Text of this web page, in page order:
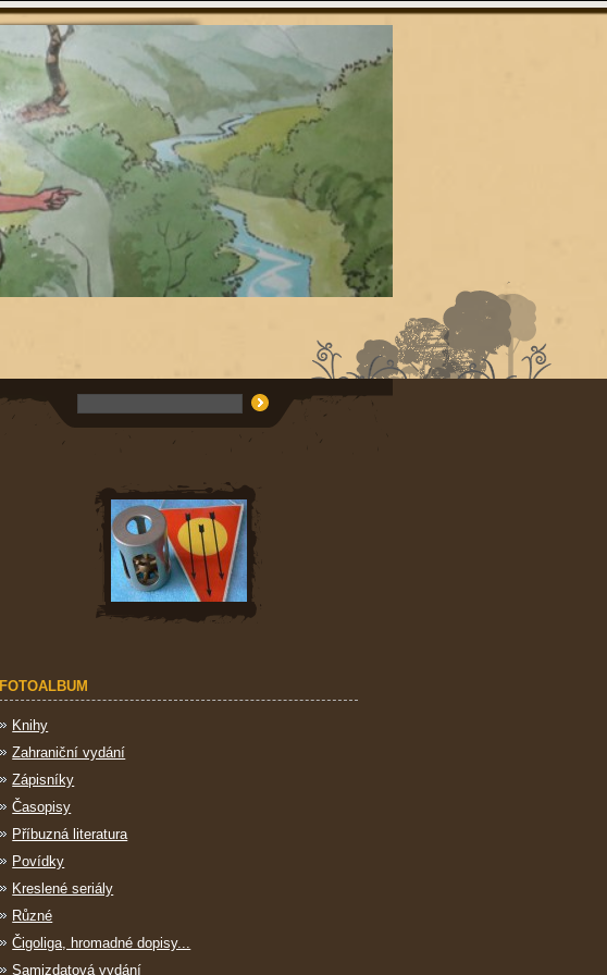
FOTOALBUM
Knihy
Zahraniční vydání
Zápisníky
Časopisy
Příbuzná literatura
Povídky
Kreslené seriály
Různé
Čigoliga, hromadné dopisy...
Samizdatová vydání